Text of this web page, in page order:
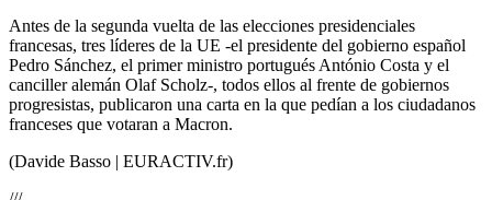
Antes de la segunda vuelta de las elecciones presidenciales
francesas, tres líderes de la UE -el presidente del gobierno español
Pedro Sánchez, el primer ministro portugués António Costa y el
canciller alemán Olaf Scholz-, todos ellos al frente de gobiernos
progresistas, publicaron una carta en la que pedían a los ciudadanos
franceses que votaran a Macron.
(Davide Basso | EURACTIV.fr)